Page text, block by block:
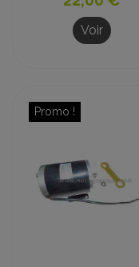
Voir
Promo !